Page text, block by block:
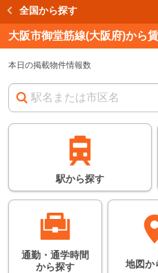
読み込み中…
始 始発駅 急
は、鉄道会社のホーム
ページなどでご確認く
常時にかかる時間の平
均となります。
全国から探す
大阪市御堂筋線(大阪府)から
本日の掲載物件情報数
駅から探す
通勤・通学時間
から探す 地図か